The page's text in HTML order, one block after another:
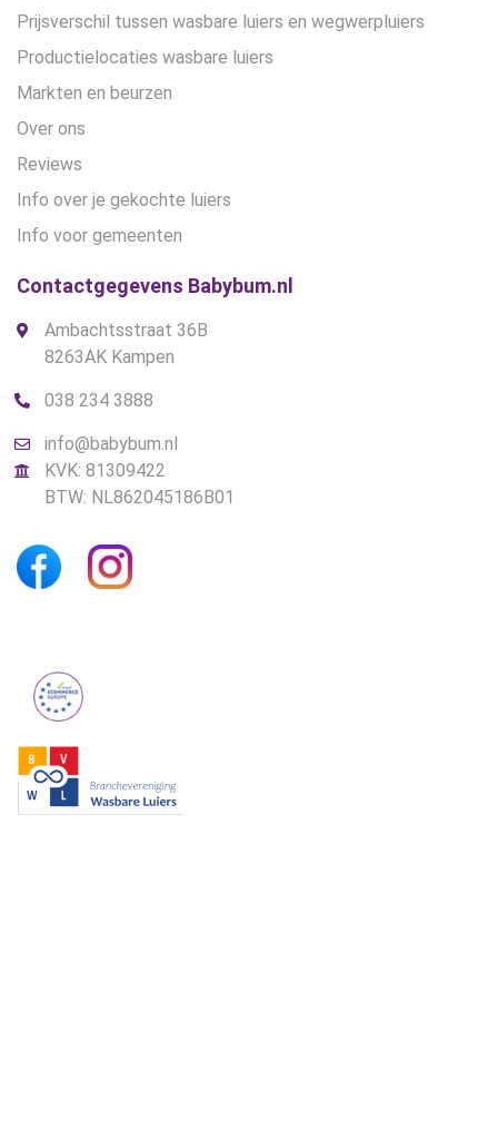
Prijsverschil tussen wasbare luiers en wegwerpluiers
Productielocaties wasbare luiers
Markten en beurzen
Over ons
Reviews
Info over je gekochte luiers
Info voor gemeenten
Contactgegevens Babybum.nl
Ambachtsstraat 36B
8263AK Kampen
038 234 3888
info@babybum.nl
KVK: 81309422
BTW: NL862045186B01